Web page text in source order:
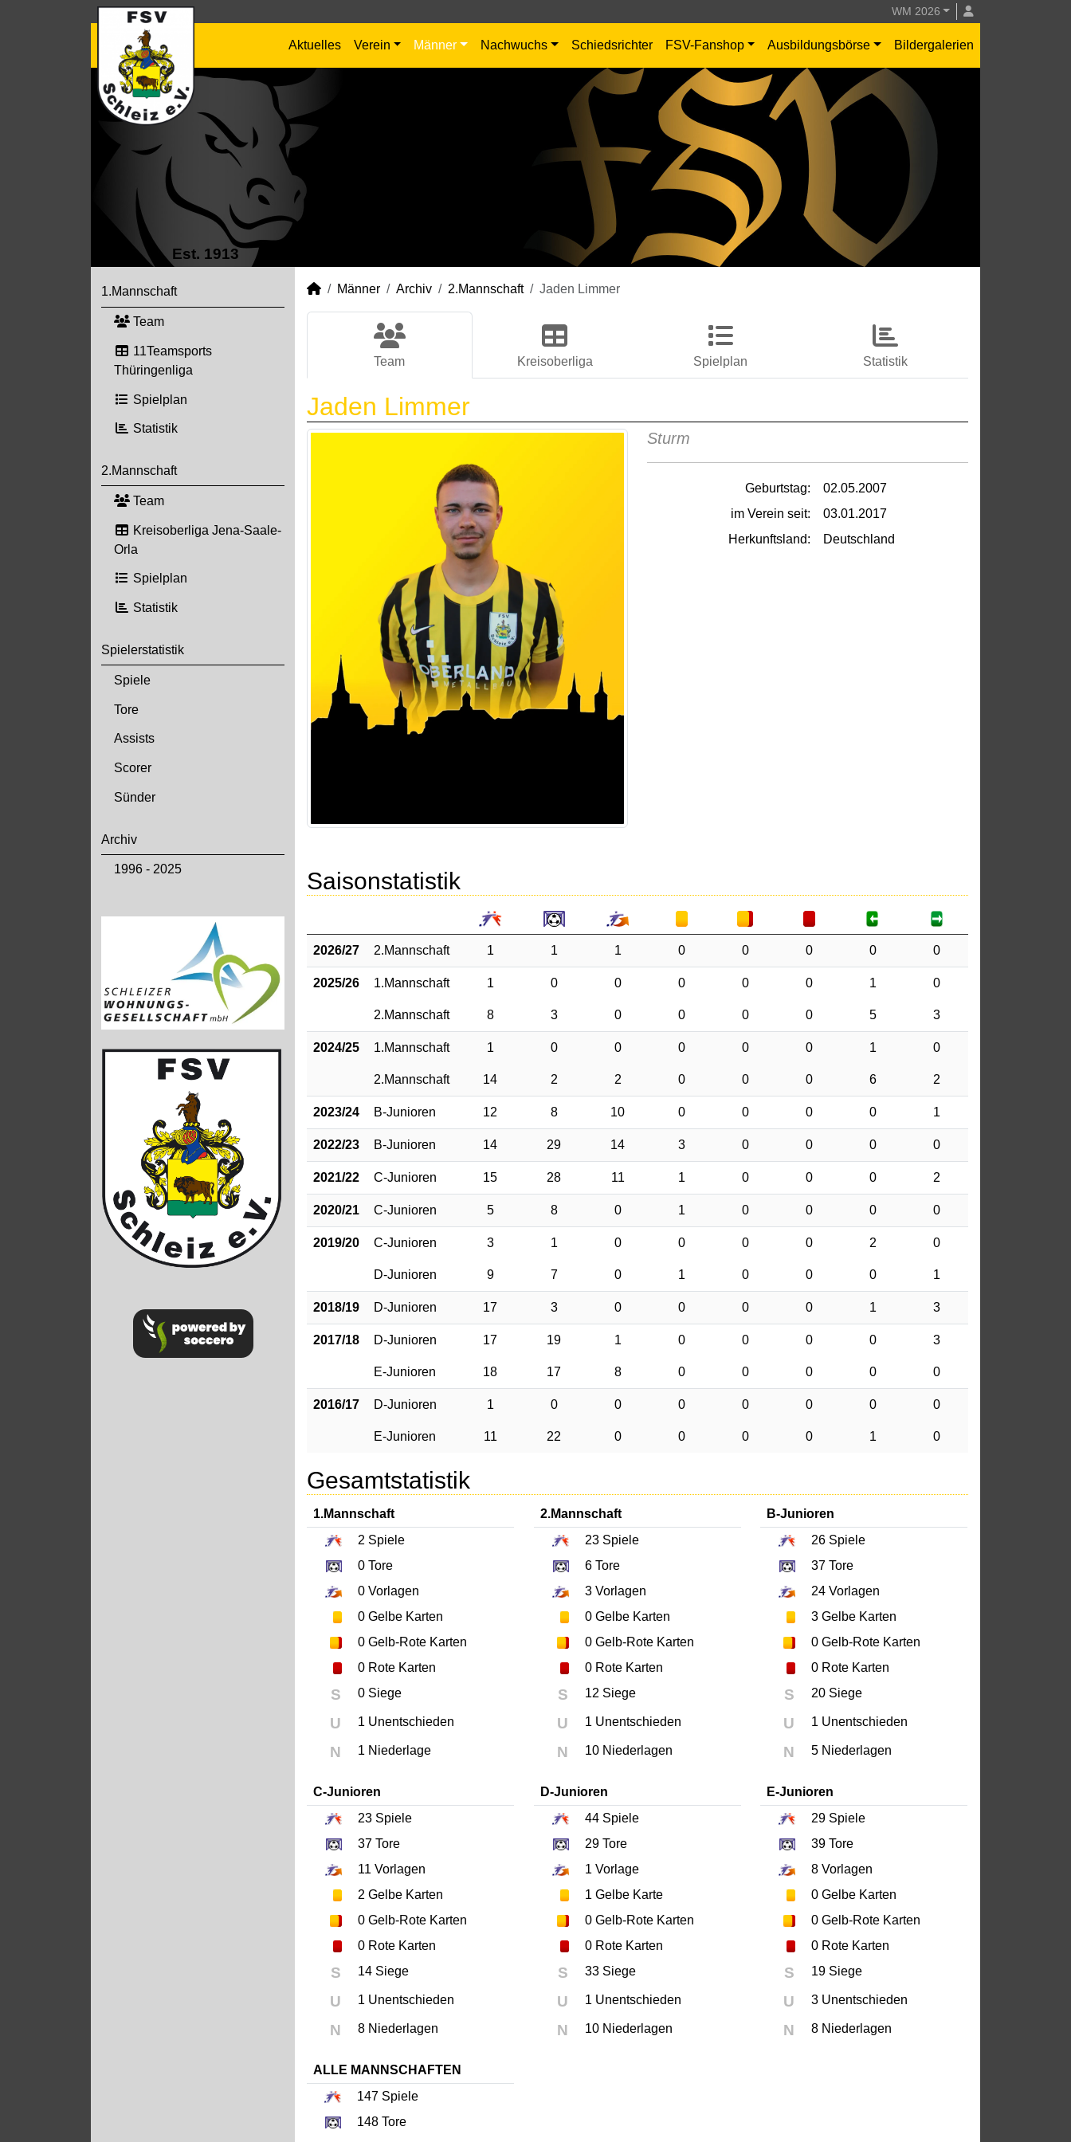
WM 2026
Aktuelles Verein Männer Nachwuchs Schiedsrichter FSV-Fanshop Ausbildungsbörse Bildergalerien
Est. 1913
1.Mannschaft
Team
11Teamsports
Thüringenliga
Spielplan
Statistik
2.Mannschaft
Team
Kreisoberliga Jena-Saale-
Orla
Spielplan
Statistik
Spielerstatistik
Spiele
Tore
Assists
Scorer
Sünder
Archiv
1996 - 2025
Männer Archiv 2.Mannschaft Jaden Limmer
Team Kreisoberliga Spielplan Statistik
Jaden Limmer
Sturm
Geburtstag:
02.05.2007
im Verein seit:
03.01.2017
Herkunftsland:
Deutschland
Saisonstatistik
2026/27 2.Mannschaft 1 1 1 0 0 0 0 0
2025/26 1.Mannschaft 1 0 0 0 0 0 1 0
2.Mannschaft 8 3 0 0 0 0 5 3
2024/25 1.Mannschaft 1 0 0 0 0 0 1 0
2.Mannschaft 14 2 2 0 0 0 6 2
2023/24 B-Junioren 12 8 10 0 0 0 0 1
2022/23 B-Junioren 14 29 14 3 0 0 0 0
2021/22 C-Junioren 15 28 11 1 0 0 0 2
2020/21 C-Junioren 5 8 0 1 0 0 0 0
2019/20 C-Junioren 3 1 0 0 0 0 2 0
D-Junioren 9 7 0 1 0 0 0 1
2018/19 D-Junioren 17 3 0 0 0 0 1 3
2017/18 D-Junioren 17 19 1 0 0 0 0 3
E-Junioren 18 17 8 0 0 0 0 0
2016/17 D-Junioren 1 0 0 0 0 0 0 0
E-Junioren 11 22 0 0 0 0 1 0
Gesamtstatistik
1.Mannschaft
2 Spiele
0 Tore
0 Vorlagen
0 Gelbe Karten
0 Gelb-Rote Karten
0 Rote Karten
S 0 Siege
U 1 Unentschieden
N 1 Niederlage
2.Mannschaft
23Spiele
6Tore
3Vorlagen
0Gelbe Karten
0Gelb-Rote Karten
0Rote Karten
S 12 Siege
U 1 Unentschieden
N 10 Niederlagen
B-Junioren
26 Spiele
37 Tore
24 Vorlagen
3 Gelbe Karten
0 Gelb-Rote Karten
0 Rote Karten
S 20 Siege
U 1 Unentschieden
N 5 Niederlagen
C-Junioren
23 Spiele
37 Tore
11 Vorlagen
2 Gelbe Karten
0 Gelb-Rote Karten
0 Rote Karten
S 14 Siege
U 1 Unentschieden
N 8 Niederlagen
D-Junioren
44Spiele
29Tore
1 Vorlage
1 Gelbe Karte
0Gelb-Rote Karten
0Rote Karten
S 33 Siege
U 1 Unentschieden
N 10 Niederlagen
E-Junioren
29 Spiele
39 Tore
8 Vorlagen
0 Gelbe Karten
0 Gelb-Rote Karten
0 Rote Karten
S 19 Siege
U 3 Unentschieden
N 8 Niederlagen
ALLE MANNSCHAFTEN
147 Spiele
148 Tore